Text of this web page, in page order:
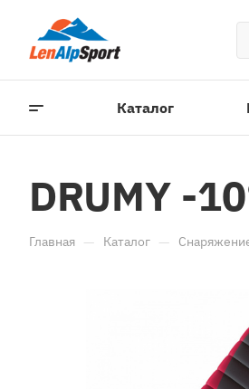
Каталог
DRUMY -
Главная — Каталог —